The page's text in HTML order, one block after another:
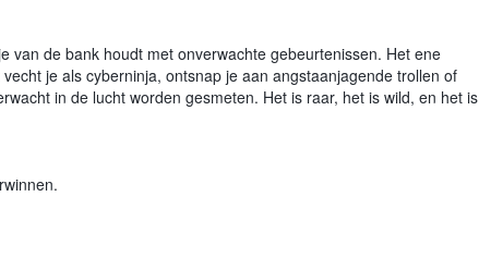
van de bank houdt met onverwachte gebeurtenissen. Het ene
je als cyberninja, ontsnap je aan angstaanjagende trollen of
in de lucht worden gesmeten. Het is raar, het is wild, en het is